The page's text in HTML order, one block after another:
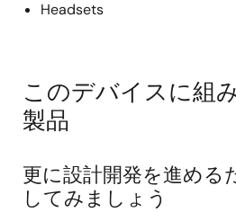
Headsets
このデバイスに組
製品
更に設計開発を進める
してみましょう